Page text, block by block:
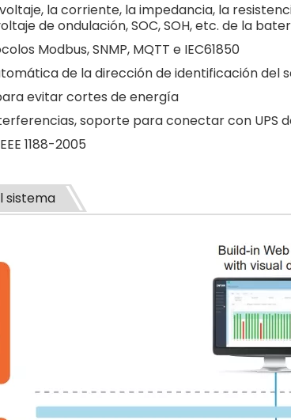
la corriente, la impedancia, la
de ondulación, SOC, SOH, etc. de la
Modbus, SNMP, MQTT e IEC61850
de la dirección de identificación del
evitar cortes de energía
soporte para conectar con UPS
1188-2005
sistema